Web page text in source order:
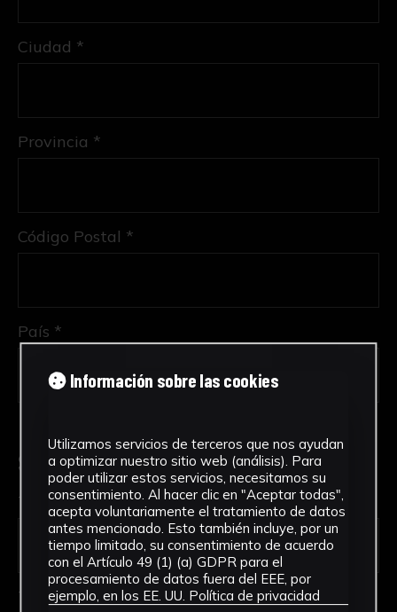
Ciudad *
Provincia *
Código Postal *
País *
Solicitud de Servicio
Tipo de solicitud *
Tipo de uso *
Información sobre las cookies
Utilizamos servicios de terceros que nos ayudan
a optimizar nuestro sitio web (análisis). Para
poder utilizar estos servicios, necesitamos su
consentimiento. Al hacer clic en "Aceptar todas",
acepta voluntariamente el tratamiento de datos
antes mencionado. Esto también incluye, por un
tiempo limitado, su consentimiento de acuerdo
con el Artículo 49 (1) (a) GDPR para el
procesamiento de datos fuera del EEE, por
ejemplo, en los EE. UU. Política de privacidad